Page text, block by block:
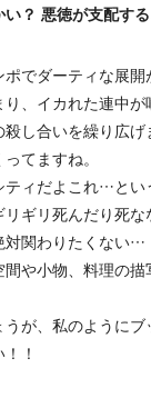
？ 悪徳が支配す
でダーティな展
、イカれた連中
し合いを繰り広
てますね。
ィだよこれ…とい
リギリ死んだり死
関わりたくない…
や小物、料理の
が、私のようにブ
！